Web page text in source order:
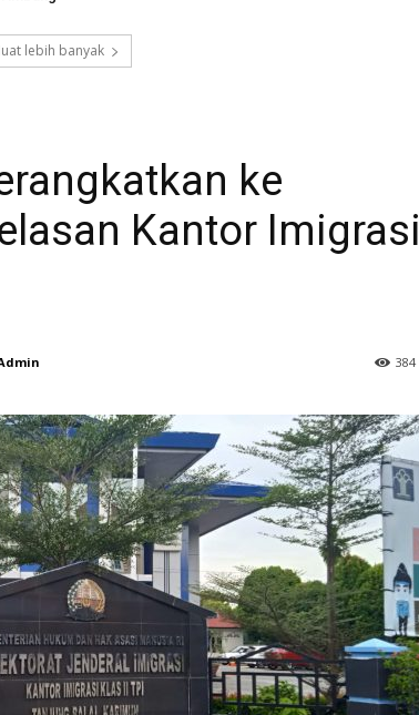
lebih banyak
ke
Kantor Imigrasi
384